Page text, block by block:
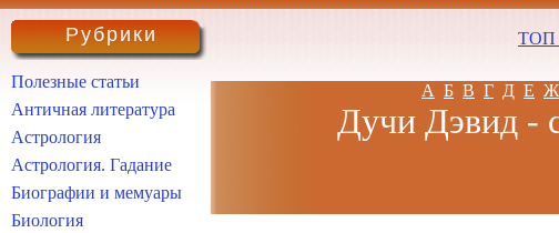
ТОП
А Б В Г Д Е Ж
Дучи Дэвид -
Рубрики
Полезные статьи
Античная литература
Астрология
Астрология. Гадание
Биографии и мемуары
Биология